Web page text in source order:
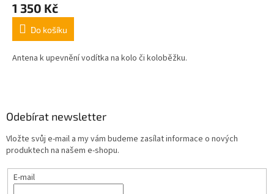
1 350 Kč
Do košíku
Antena k upevnění vodítka na kolo či koloběžku.
Odebírat newsletter
Vložte svůj e-mail a my vám budeme zasílat informace o nových
produktech na našem e-shopu.
E-mail